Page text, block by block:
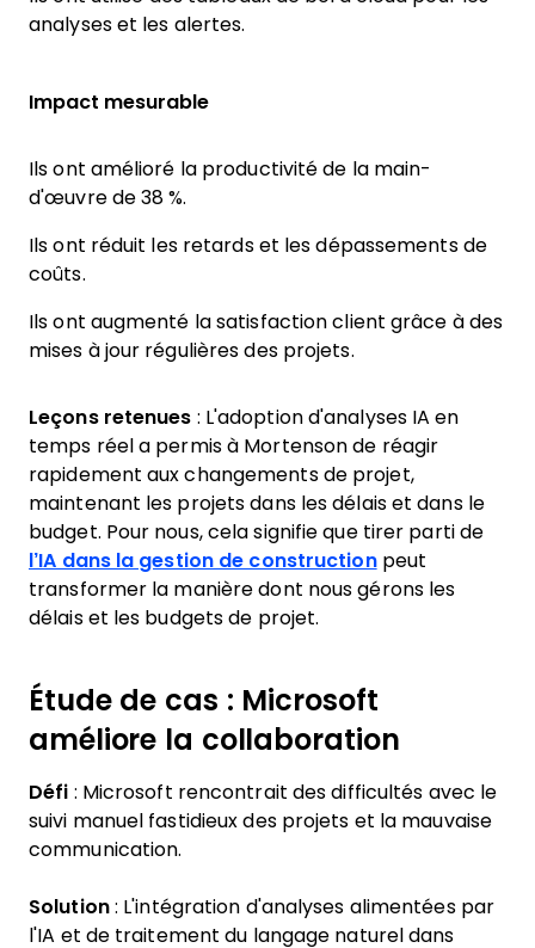
analyses et les alertes.
Impact mesurable
Ils ont amélioré la productivité de la main-
d'œuvre de 38 %.
Ils ont réduit les retards et les dépassements de
coûts.
Ils ont augmenté la satisfaction client grâce à des
mises à jour régulières des projets.
Leçons retenues : L'adoption d'analyses IA en
temps réel a permis à Mortenson de réagir
rapidement aux changements de projet,
maintenant les projets dans les délais et dans le
budget. Pour nous, cela signifie que tirer parti de
l’IA dans la gestion de constructionpeut
transformer la manière dont nous gérons les
délais et les budgets de projet.
Étude de cas : Microsoft
améliore la collaboration
Défi : Microsoft rencontrait des difficultés avec le
suivi manuel fastidieux des projets et la mauvaise
communication.
Solution: L'intégration d'analyses alimentées par
l'IA et de traitement du langage naturel dans